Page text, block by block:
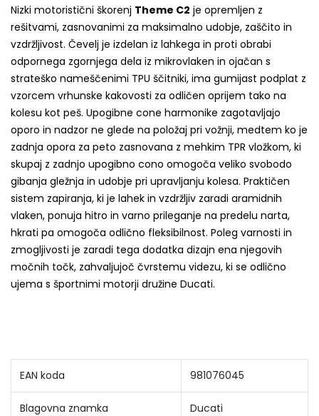
Nizki motoristični škorenj Theme C2 je opremljen z
rešitvami, zasnovanimi za maksimalno udobje, zaščito in
vzdržljivost. Čevelj je izdelan iz lahkega in proti obrabi
odpornega zgornjega dela iz mikrovlaken in ojačan s
strateško nameščenimi TPU ščitniki, ima gumijast podplat z
vzorcem vrhunske kakovosti za odličen oprijem tako na
kolesu kot peš. Upogibne cone harmonike zagotavljajo
oporo in nadzor ne glede na položaj pri vožnji, medtem ko je
zadnja opora za peto zasnovana z mehkim TPR vložkom, ki
skupaj z zadnjo upogibno cono omogoča veliko svobodo
gibanja gležnja in udobje pri upravljanju kolesa. Praktičen
sistem zapiranja, ki je lahek in vzdržljiv zaradi aramidnih
vlaken, ponuja hitro in varno prileganje na predelu narta,
hkrati pa omogoča odlično fleksibilnost. Poleg varnosti in
zmogljivosti je zaradi tega dodatka dizajn ena njegovih
močnih točk, zahvaljujoč čvrstemu videzu, ki se odlično
ujema s športnimi motorji družine Ducati.
EAN koda 981076045
Blagovna znamka Ducati